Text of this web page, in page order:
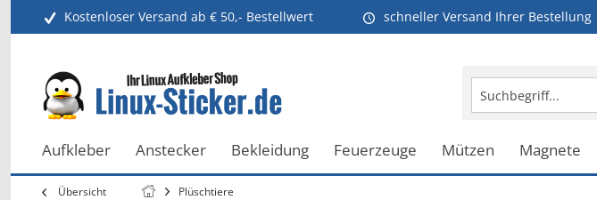
Kostenloser Versand ab € 50,- Bestellwert schneller Versand Ihrer Bestellung
Aufkleber Anstecker Bekleidung Feuerzeuge Mützen Magnete
Übersicht Plüschtiere